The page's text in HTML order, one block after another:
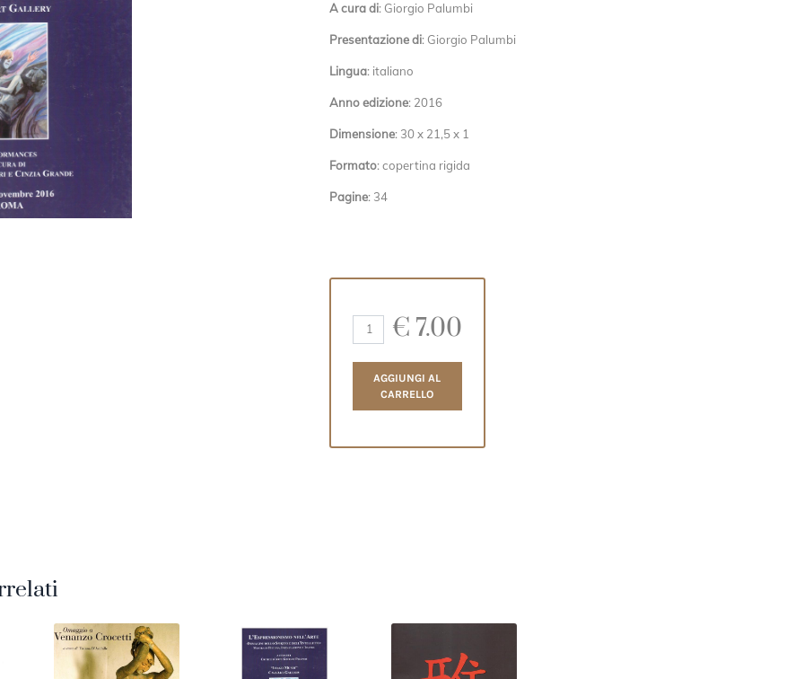
A cura di: Giorgio Palumbi
Presentazione di: Giorgio Palumbi
Lingua: italiano
Anno edizione: 2016
Dimensione: 30 x 21,5 x 1
Formato: copertina rigida
Pagine: 34
€ 7.00
AGGIUNGI AL
CARRELLO